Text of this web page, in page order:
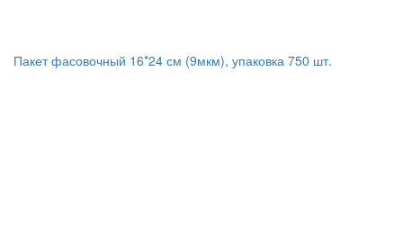
Пакет фасовочный 16*24 см (9мкм), упаковка 750 шт.